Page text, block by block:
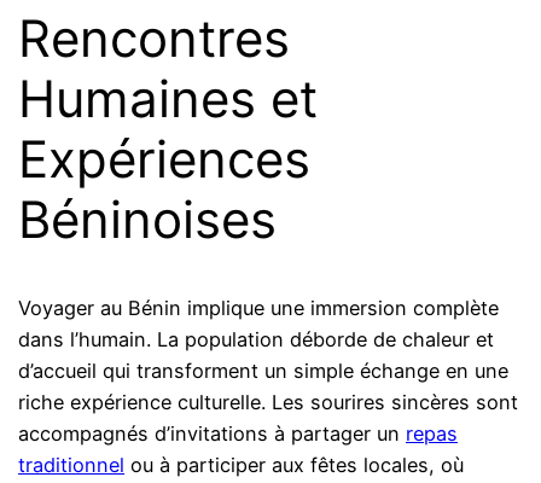
Rencontres
Humaines et
Expériences
Béninoises
Voyager au Bénin implique une immersion complète
dans l’humain. La population déborde de chaleur et
d’accueil qui transforment un simple échange en une
riche expérience culturelle. Les sourires sincères sont
accompagnés d’invitations à partager un repas
traditionnel ou à participer aux fêtes locales, où